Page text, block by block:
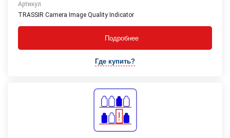
Артикул
TRASSIR Camera Image Quality Indicator
Подробнее
Где купить?